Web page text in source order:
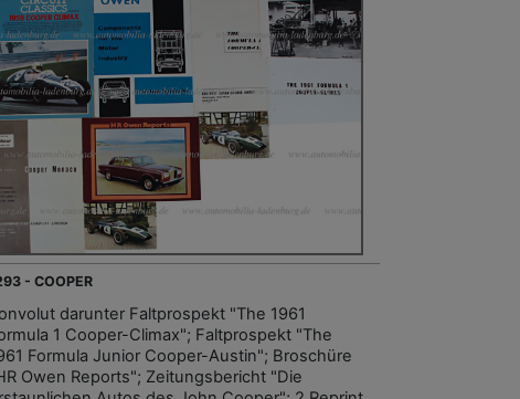
- COOPER
darunter Faltprospekt "The 1961
1 Cooper-Climax"; Faltprospekt "The
Formula Junior Cooper-Austin"; Broschüre
Owen Reports"; Zeitungsbericht "Die